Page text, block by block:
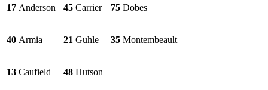
17 Anderson 45 Carrier 75 Dobes
40 Armia 21 Guhle 35 Montembeault
13 Caufield 48 Hutson